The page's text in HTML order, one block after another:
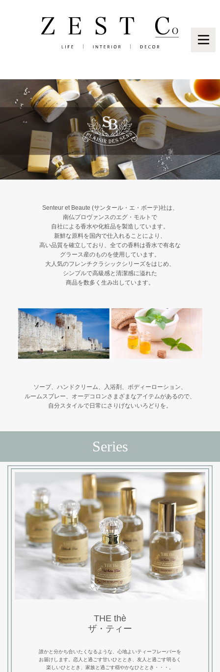
Brand
News
Shop
OEM
Senteur et Beaute (サンタール・エ・ボーテ)社は、
南仏プロヴァンスのエグ・モルトで
自社による香水や化粧品を製造しています。
新鮮な原料を国内で仕入れることにより、
高い品質を確立しており、全ての香料は香水で有名な
グラース産のものを使用しています。
大人気のフレンチクラシックシリーズをはじめ、
シンプルで高級感と清潔感に溢れた
商品を数多く生み出しています。
ソープ、ハンドクリーム、入浴剤、ボディーローション、
ルームスプレー、オーデコロンさまざまなアイテムがあるので、
自分スタイルで日常にさりげないいろどりを。
Series
THE thè
ザ・ティー
誰かと分かち合いたくなるような、心地よいティーフレーバーを
お届けします。恋人と過ごす甘いひととき、友人と過ごす明るく
楽しいひととき、家族と過ごす穏やかなひととき・・・。